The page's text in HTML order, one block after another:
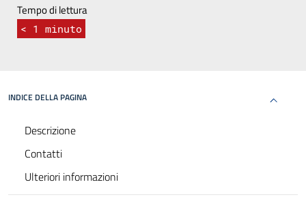
Tempo di lettura
< 1 minuto
INDICE DELLA PAGINA
Descrizione
Contatti
Ulteriori informazioni